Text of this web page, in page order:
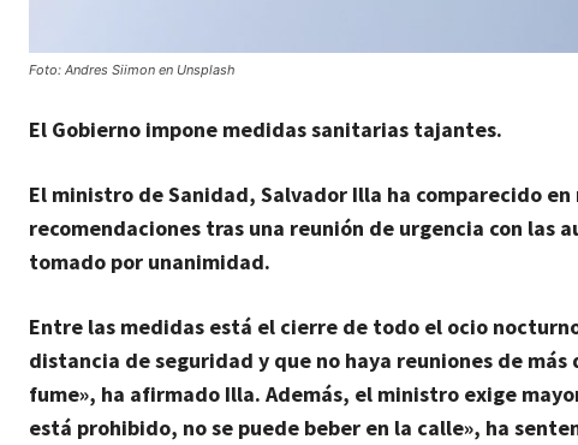
Foto: Andres Siimon en Unsplash
El Gobierno impone medidas sanitarias tajantes.
El ministro de Sanidad, Salvador Illa ha comparecido
recomendaciones tras una reunión de urgencia con las
tomado por unanimidad.
Entre las medidas está el cierre de todo el ocio
distancia de seguridad y que no haya reuniones de
fume», ha afirmado Illa. Además, el ministro exige
está prohibido, no se puede beber en la calle», ha